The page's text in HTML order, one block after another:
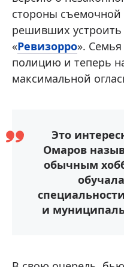
стороны съемочной
решивших устроить
«Ревизорро».
полицию и теперь
максимальной
Это
Омаров
обычным
и